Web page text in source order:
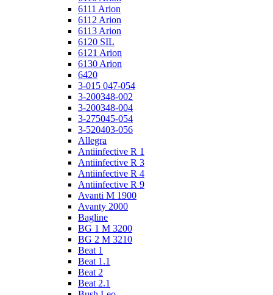
6111 Arion
6112 Arion
6113 Arion
6120 SIL
6121 Arion
6130 Arion
6420
3-015 047-054
3-200348-002
3-200348-004
3-275045-054
3-520403-056
Allegra
Antiinfective R 1
Antiinfective R 3
Antiinfective R 4
Antiinfective R 9
Avanti M 1900
Avanty 2000
Bagline
BG 1 M 3200
BG 2 M 3210
Beat 1
Beat 1.1
Beat 2
Beat 2.1